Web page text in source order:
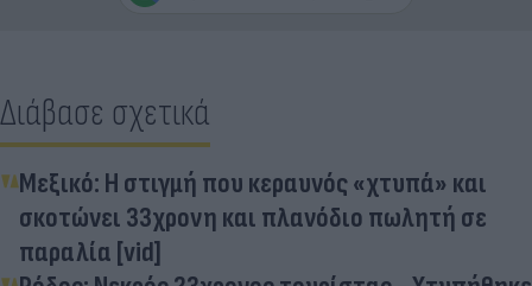
Διάβασε σχετικά
Μεξικό: H στιγμή που κεραυνός «χτυπά» και
σκοτώνει 33χρονη και πλανόδιο πωλητή σε
παραλία [vid]